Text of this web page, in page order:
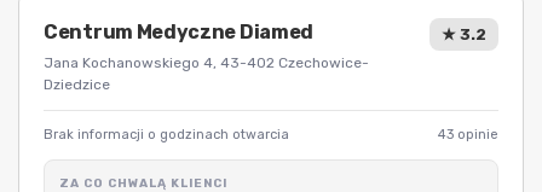
Centrum Medyczne Diamed
Jana Kochanowskiego 4, 43-402 Czechowice-
Dziedzice
★ 3.2
Brak informacji o godzinach otwarcia 43 opinie
ZA CO CHWALĄ KLIENCI